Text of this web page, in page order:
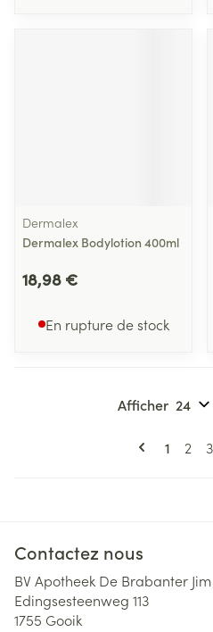
Dermalex
Dermalex Bodylotion 400ml
18,98 €
En rupture de stock
Vous
1 Page
2 3
Afficher
Contactez nous
BV Apotheek De Brabanter Jim
Edingsesteenweg 113
1755 Gooik